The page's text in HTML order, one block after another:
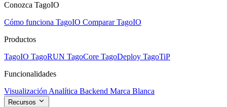
Conozca TagoIO
Cómo funciona TagoIO Comparar TagoIO
Productos
TagoIO TagoRUN TagoCore TagoDeploy TagoTiP
Funcionalidades
Visualización Analítica Backend Marca Blanca
Recursos